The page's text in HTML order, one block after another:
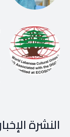
النشرة